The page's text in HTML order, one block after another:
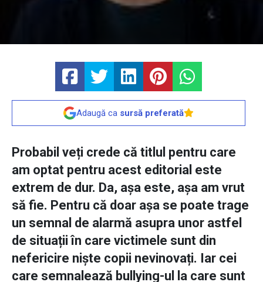
Adaugă ca sursă preferată
Probabil veți crede că titlul pentru care
am optat pentru acest editorial este
extrem de dur. Da, așa este, așa am vrut
să fie. Pentru că doar așa se poate trage
un semnal de alarmă asupra unor astfel
de situații în care victimele sunt din
nefericire niște copii nevinovați. Iar cei
care semnalează bullying-ul la care sunt